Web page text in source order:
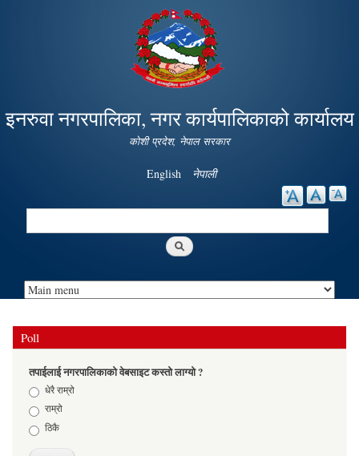
Skip to
main
content
इनरुवा नगरपालिका, नगर कार्यपालिकाको कार्यालय
कोशी प्रदेश, नेपाल सरकार
English नेपाली
Search
Poll
तपाईलाई नगरपालिकाको वेबसाइट कस्तो लाग्यो ?
Choicesधेरै राम्रो
राम्रो
ठिकै